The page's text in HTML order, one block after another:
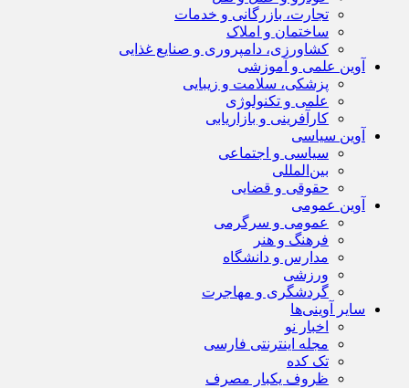
تجارت، بازرگانی و خدمات
ساختمان و املاک
کشاورزی، دامپروری و صنایع غذایی
آوین علمی و آموزشی
پزشکی، سلامت و زیبایی
علمی و تکنولوژی
کارآفرینی و بازاریابی
آوین سیاسی
سیاسی و اجتماعی
بین‌المللی
حقوقی و قضایی
آوین عمومی
عمومی و سرگرمی
فرهنگ و هنر
مدارس و دانشگاه
ورزشی
گردشگری و مهاجرت
سایر آوینی‌ها
اخبار نو
مجله اینترنتی فارسی
تک کده
ظروف یکبار مصرف